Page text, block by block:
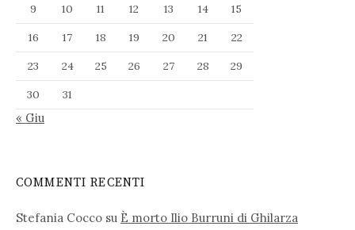
9
10 11 12 13 14
15
16
17 18 19 20 21
22
23
24 25 26 27 28
29
30
31
« Giu
COMMENTI RECENTI
Stefania Cocco su È morto Ilio Burruni di Ghilarza